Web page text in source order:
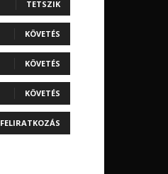
TETSZIK
KÖVETÉS
KÖVETÉS
KÖVETÉS
FELIRATKOZÁS